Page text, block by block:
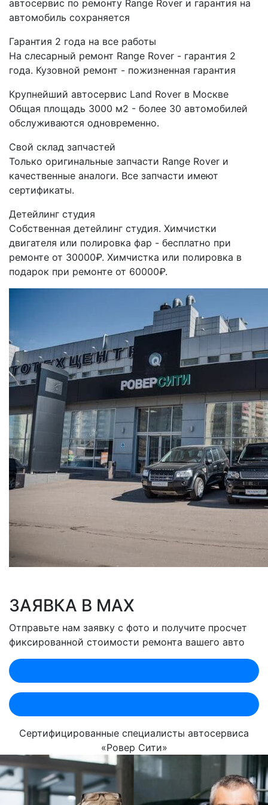
автосервис по ремонту Range Rover и гарантия на
автомобиль сохраняется
Гарантия 2 года на все работы
На слесарный ремонт Range Rover - гарантия 2
года. Кузовной ремонт - пожизненная гарантия
Крупнейший автосервис Land Rover в Москве
Общая площадь 3000 м2 - более 30 автомобилей
обслуживаются одновременно.
Свой склад запчастей
Только оригинальные запчасти Range Rover и
качественные аналоги. Все запчасти имеют
сертификаты.
Детейлинг студия
Собственная детейлинг студия. Химчистки
двигателя или полировка фар - бесплатно при
ремонте от 30000₽. Химчистка или полировка в
подарок при ремонте от 60000₽.
ЗАЯВКА В MAX
Отправьте нам заявку с фото и получите просчет
фиксированной стоимости ремонта вашего авто
Сертифицированные специалисты автосервиса
«Ровер Сити»